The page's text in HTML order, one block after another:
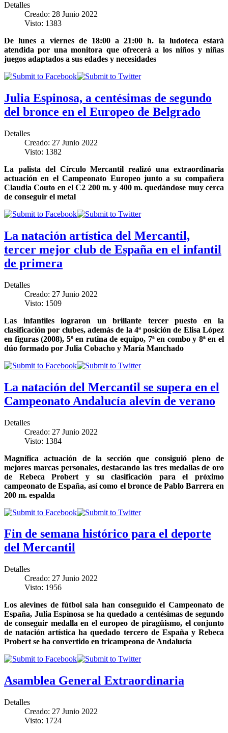
Detalles
Creado: 28 Junio 2022
Visto: 1383
De lunes a viernes de 18:00 a 21:00 h. la ludoteca estará
atendida por una monitora que ofrecerá a los niños y niñas
juegos adaptados a sus edades y necesidades
Julia Espinosa, a centésimas de segundo
del bronce en el Europeo de Belgrado
Detalles
Creado: 27 Junio 2022
Visto: 1382
La palista del Círculo Mercantil realizó una extraordinaria
actuación en el Campeonato Europeo junto a su compañera
Claudia Couto en el C2 200 m. y 400 m. quedándose muy cerca
de conseguir el metal
La natación artística del Mercantil,
tercer mejor club de España en el infantil
de primera
Detalles
Creado: 27 Junio 2022
Visto: 1509
Las infantiles lograron un brillante tercer puesto en la
clasificación por clubes, además de la 4ª posición de Elisa López
en figuras (2008), 5º en rutina de equipo, 7ª en combo y 8ª en el
dúo formado por Julia Cobacho y María Manchado
La natación del Mercantil se supera en el
Campeonato Andalucía alevín de verano
Detalles
Creado: 27 Junio 2022
Visto: 1384
Magnífica actuación de la sección que consiguió pleno de
mejores marcas personales, destacando las tres medallas de oro
de Rebeca Probert y su clasificación para el próximo
campeonato de España, así como el bronce de Pablo Barrera en
200 m. espalda
Fin de semana histórico para el deporte
del Mercantil
Detalles
Creado: 27 Junio 2022
Visto: 1956
Los alevines de fútbol sala han conseguido el Campeonato de
España, Julia Espinosa se ha quedado a centésimas de segundo
de conseguir medalla en el europeo de piragüismo, el conjunto
de natación artística ha quedado tercero de España y Rebeca
Probert se ha convertido en tricampeona de Andalucía
Asamblea General Extraordinaria
Detalles
Creado: 27 Junio 2022
Visto: 1724